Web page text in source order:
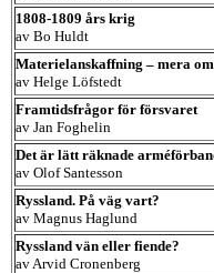
1808-1809 års krig
av Bo Huldt
Materielanskaffning – mera
av Helge Löfstedt
Framtidsfrågor för försvaret
av Jan Foghelin
Det är lätt räknade
av Olof Santesson
Ryssland. På väg vart?
av Magnus Haglund
Ryssland vän eller fiende?
av Arvid Cronenberg